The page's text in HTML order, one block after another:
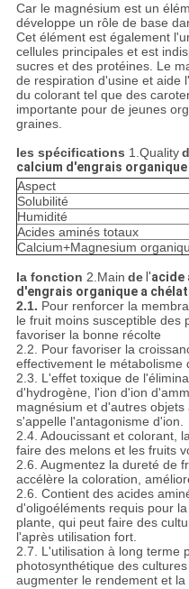
Car le magnésium est un
développe un rôle de base
Cet élément est également
cellules principales et est
sucres et des protéines. Le
de respiration d'usine et aide
du colorant tel que des
importante pour de jeunes
graines.
les spécifications 1.Quality
calcium d'engrais
Aspect
Solubilité
Humidité
Acides aminés totaux
Calcium+Magnesium
la fonction 2.Main del'acide
d'engrais organique a
2.1. Pour renforcer la
le fruit moins susceptible des
favoriser la bonne récolte
2.2. Pour favoriser la
effectivement le métabolisme
2.3. L'effet toxique de
d'hydrogène, l'ion d'ion
magnésium et d'autres
s'appelle l'antagonisme d'ion.
2.4. Adoucissant et colorant,
faire des melons et les fruits
2.6. Augmentez la dureté de
accélère la coloration,
2.6. Contient des acides
d'oligoéléments requis pour
plante, qui peut faire des
l'après utilisation fort.
2.7. L'utilisation à long terme
photosynthétique des
augmenter le rendement et